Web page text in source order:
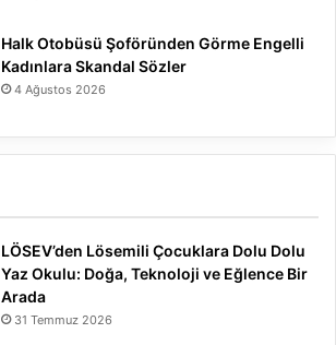
Halk Otobüsü Şoföründen Görme Engelli
Kadınlara Skandal Sözler
4 Ağustos 2026
LÖSEV’den Lösemili Çocuklara Dolu Dolu
Yaz Okulu: Doğa, Teknoloji ve Eğlence Bir
Arada
31 Temmuz 2026